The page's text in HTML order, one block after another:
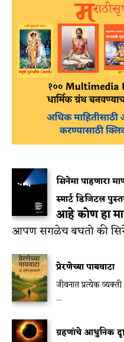
सिनेमा पाहणारा
स्मार्ट डिजिटल
आहे कोण हा
आपण सगळेच बघतो की
प्रेरणेच्या पायवाटा
जीवनात प्रत्येक
...
ग्रहणांचे आधुनिक